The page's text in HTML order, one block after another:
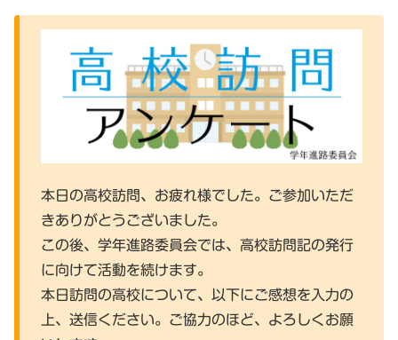
本日の高校訪問、お疲れ様でした。ご参加いただ
きありがとうございました。
この後、学年進路委員会では、高校訪問記の発行
に向けて活動を続けます。
本日訪問の高校について、以下にご感想を入力の
上、送信ください。ご協力のほど、よろしくお願